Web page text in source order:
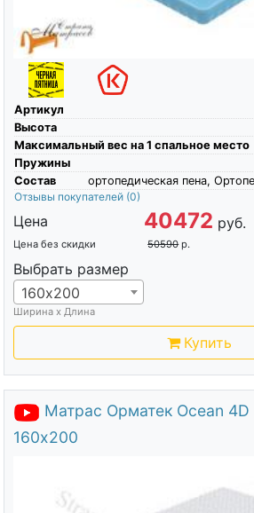
Артикул
Высота
Максимальный вес на 1 спальное место
Пружины
Состав
ортопедическая пена,
Отзывы покупателей (0)
Цена 40472 руб.
Цена без скидки 50590 р.
Выбрать размер
160х200
Ширина х Длина
Купить
Матрас Орматек Ocean
160х200